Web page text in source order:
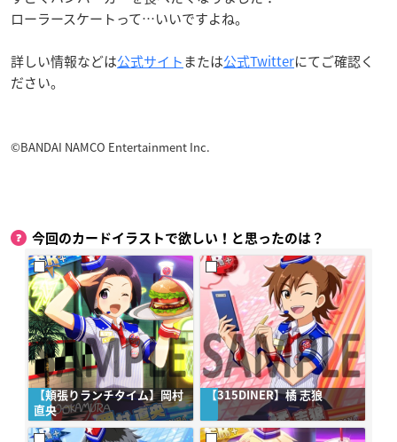
ローラースケートって…いいですよね。
詳しい情報などは公式サイトまたは公式Twitterにてご確認く
ださい。
©BANDAI NAMCO Entertainment Inc.
今回のカードイラストで欲しい！と思ったのは？
【頬張りランチタイム】岡村
直央
【315DINER】橘 志狼